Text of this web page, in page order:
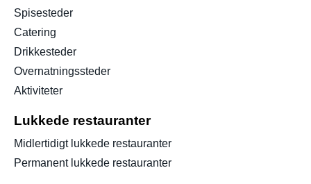
Spisesteder
Catering
Drikkesteder
Overnatningssteder
Aktiviteter
Lukkede restauranter
Midlertidigt lukkede restauranter
Permanent lukkede restauranter